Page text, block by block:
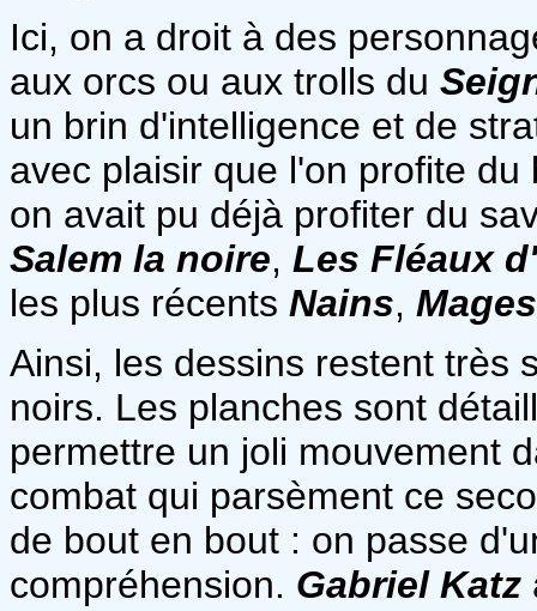
Ici, on a droit à des
aux orcs ou aux trolls du
un brin d'intelligence et de
avec plaisir que l'on profite
on avait pu déjà profiter du
Salem la noire, Les Fléaux
les plus récents Nains, Mages
Ainsi, les dessins restent très
noirs. Les planches sont
permettre un joli mouvement
combat qui parsèment ce
de bout en bout : on passe
compréhension. Gabriel Katz